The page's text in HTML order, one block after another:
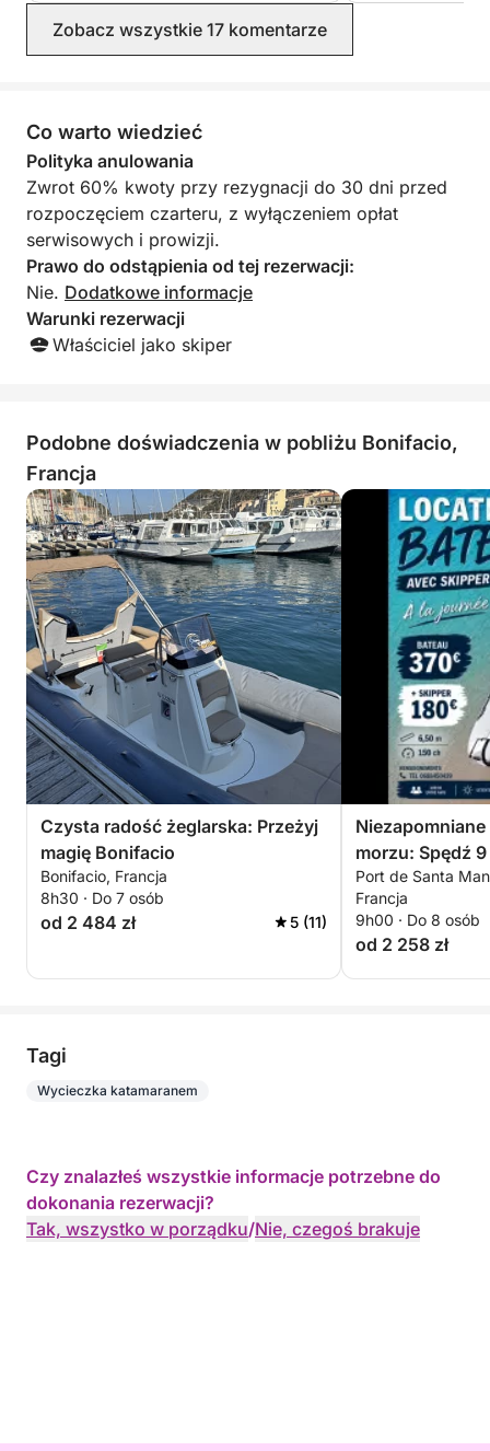
Uwaga: cena nie obejmuje kosztów paliwa, które
należy uiścić bezpośrednio w porcie. Ta elastyczna
oferta pozwala cieszyć się łodzią o wysokiej
wspomnienia w sercu korsykańskiej przyrody.
Nie czekaj i zarezerwuj z nami rejs przez
Click&Boat.
również uwagę na nasze życzenia
dotyczące zwiedzania i pływania,
tę łódź i jej skippera. Podpisano:
załoga, od 29 czerwca do 6 lipca
2026 r.
Zobacz wszystkie 17 komentarze
Co warto wiedzieć
Polityka anulowania
Zwrot 60% kwoty przy rezygnacji do 30 dni przed
rozpoczęciem czarteru, z wyłączeniem opłat
serwisowych i prowizji.
Prawo do odstąpienia od tej rezerwacji:
Nie. Dodatkowe informacje
Warunki rezerwacji
Właściciel jako skiper
Podobne doświadczenia w pobliżu Bonifacio,
Francja
Czysta radość żeglarska: Przeżyj
magię Bonifacio
Bonifacio, Francja
8h30 · Do 7 osób
od 2 484 zł 5 (11)
morzu: Spędź
zwiedzaniu
Port de Santa
Francja
9h00 · Do 8 osób
od 2 258 zł
Tagi
Wycieczka katamaranem
Czy znalazłeś wszystkie informacje potrzebne do
dokonania rezerwacji?
Tak, wszystko w porządku/Nie, czegoś brakuje